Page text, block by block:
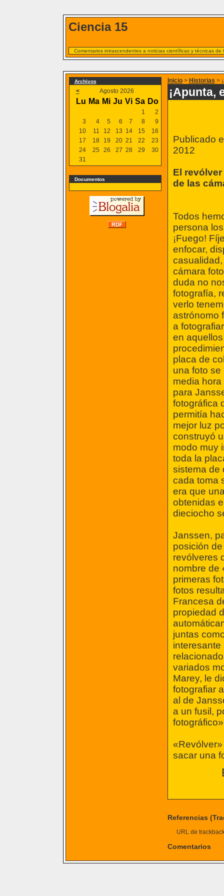
Ciencia 15
Comentarios intrascendentes a noticias científicas y técnicas de
Archivos
< Agosto 2026
Lu Ma Mi Ju Vi Sa Do
1
2
3
4 5 6 7 8
9
10
11 12 13 14 15
16
17
18 19 20 21 22
23
24
25 26 27 28 29
30
31
Documentos
Inicio> Historias >
¡Apunta,
Publicado
2012
El
de las
Todos
persona
¡Fuego!
enfocar,
cámara
duda no
fotografía,
verlo
astrónomo
a
en
placa de
una foto
media
para
fotográfica
permitía
mejor luz
construyó
modo muy
toda la
sistema de
cada toma
era que
obtenidas
dieciocho
Janssen,
posición
revólveres
nombre de
primeras
fotos
Francesa
propiedad
juntas
variados
Marey, le
fotografiar
al de
a un fusil,
sacar una
Referencias
URL de
Comentarios